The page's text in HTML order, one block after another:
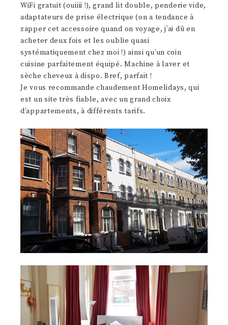
WiFi gratuit (ouiiii !), grand lit double, penderie vide,
adaptateurs de prise électrique (on a tendance à
zapper cet accessoire quand on voyage, j’ai dû en
acheter deux fois et les oublie quasi
systématiquement chez moi !) ainsi qu’un coin
cuisine parfaitement équipé. Machine à laver et
sèche cheveux à dispo. Bref, parfait !
Je vous recommande chaudement Homelidays, qui
est un site très fiable, avec un grand choix
d’appartements, à différents tarifs.